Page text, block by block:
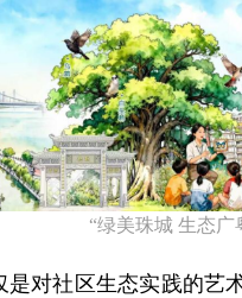
“绿美珠城 生态广
是对社区生态实践的艺